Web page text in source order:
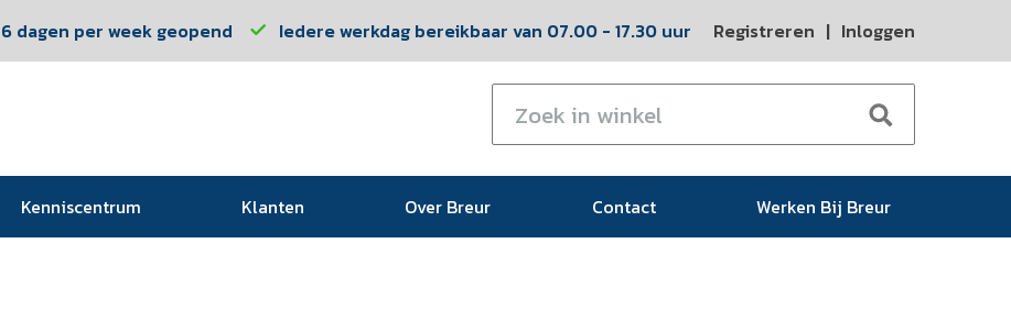
6 dagen per week geopend Iedere werkdag bereikbaar van 07.00 - 17.30 uur Registreren | Inloggen
Kenniscentrum Klanten Over Breur Contact Werken Bij Breur